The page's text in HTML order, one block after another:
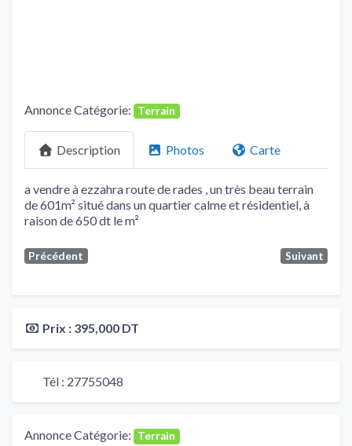
Annonce Catégorie: Terrain
Description Photos Carte
a vendre à ezzahra route de rades , un très beau terrain
de 601m² situé dans un quartier calme et résidentiel, à
raison de 650 dt le m²
Précédent Suivant
Prix : 395,000 DT
Tél : 27755048
Annonce Catégorie: Terrain